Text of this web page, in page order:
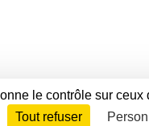
le contrôle sur ceux
Tout refuser